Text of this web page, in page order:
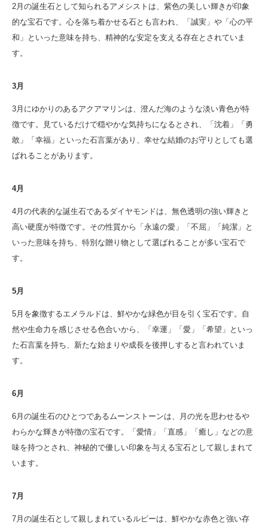
2月の誕生石として知られるアメシストは、紫色の美しい輝きが印象
的な宝石です。心を落ち着かせる石とも言われ、「誠実」や「心の平
和」といった意味を持ち、精神的な安定を支える存在とされていま
す。
3月
3月にゆかりのあるアクアマリンは、澄んだ海のような淡い青色が特
徴です。見ているだけで穏やかな気持ちになるとされ、「沈着」「勇
敢」「幸福」といった石言葉があり、幸せな結婚のお守りとしても選
ばれることがあります。
4月
4月の代表的な誕生石であるダイヤモンドは、無色透明の強い輝きと
高い硬度が特徴です。その性質から「永遠の愛」「不屈」「純潔」と
いった意味を持ち、特別な贈り物として選ばれることが多い宝石で
す。
5月
5月を象徴するエメラルドは、鮮やかな緑色が目を引く宝石です。自
然や生命力を感じさせる色合いから、「幸運」「愛」「希望」といっ
た石言葉を持ち、新たな始まりや成長を後押しすると言われていま
す。
6月
6月の誕生石のひとつであるムーンストーンは、月の光を思わせるや
わらかな輝きが特徴の宝石です。「愛情」「直感」「癒し」などの意
味を持つとされ、神秘的で優しい印象を与える宝石として親しまれて
います。
7月
7月の誕生石として親しまれているルビーは、鮮やかな赤色と強い存